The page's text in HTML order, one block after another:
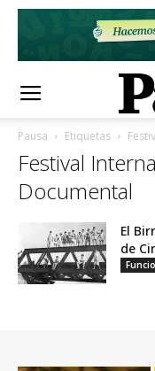
Pausa Etiquetas
Festival
Documental
El
de